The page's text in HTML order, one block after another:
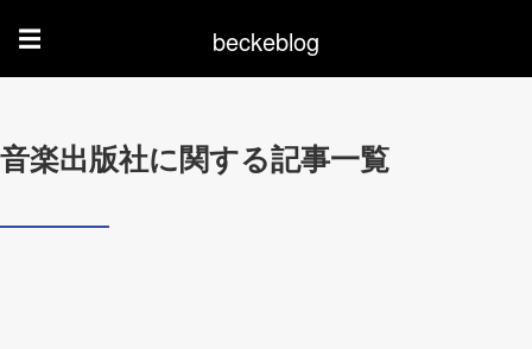
☰ beckeblog
音楽出版社に関する記事一覧